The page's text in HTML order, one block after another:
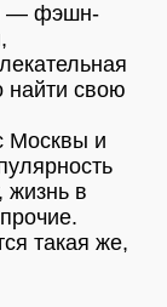
— фэшн-
найти свою
Москвы и
жизнь в
такая же,